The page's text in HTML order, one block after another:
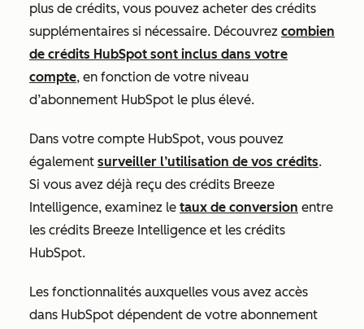
plus de crédits, vous pouvez acheter des crédits
supplémentaires si nécessaire. Découvrez combien
de crédits HubSpot sont inclus dans votre
compte, en fonction de votre niveau
d’abonnement HubSpot le plus élevé.
Dans votre compte HubSpot, vous pouvez
également surveiller l’utilisation de vos crédits.
Si vous avez déjà reçu des crédits Breeze
Intelligence, examinez le taux de conversion entre
les crédits Breeze Intelligence et les crédits
HubSpot.
Les fonctionnalités auxquelles vous avez accès
dans HubSpot dépendent de votre abonnement